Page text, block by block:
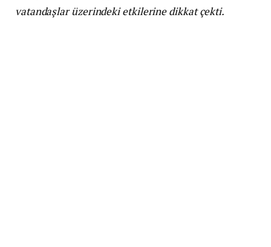
vatandaşlar üzerindeki etkilerine dikkat çekti.